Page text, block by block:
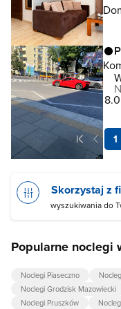
8.0
1
Skorzystaj z
wyszukiwania do
Popularne noclegi
Noclegi Piaseczno
Noclegi Grodzisk Mazowiecki
Noclegi Pruszków